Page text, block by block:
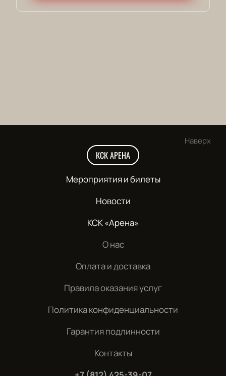
Наверх
КСК АРЕНА
Мероприятия и билеты
Новости
КСК «Арена»
О нас
Оплата и доставка
Правила оказания услуг
Политика конфиденциальности
Гарантия подлинности
Контакты